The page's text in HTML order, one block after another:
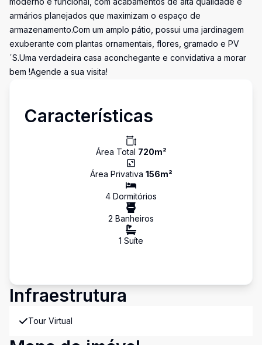
armários planejados que maximizam o espaço de
armazenamento.Com um amplo pátio, possui uma jardinagem
exuberante com plantas ornamentais, flores, gramado e PV
´S.Uma verdadeira casa aconchegante e convidativa a morar
bem !Agende a sua visita!
Características
Área Total 720m²
Área Privativa 156m²
4 Dormitórios
2 Banheiros
1 Suíte
Infraestrutura
Tour Virtual